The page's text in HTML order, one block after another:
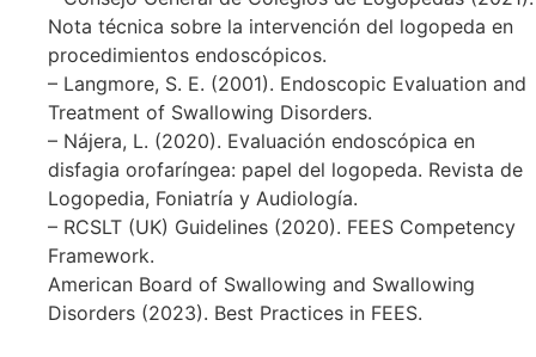
Nota técnica sobre la intervención del logopeda en
procedimientos endoscópicos.
– Langmore, S. E. (2001). Endoscopic Evaluation and
Treatment of Swallowing Disorders.
– Nájera, L. (2020). Evaluación endoscópica en
disfagia orofaríngea: papel del logopeda. Revista de
Logopedia, Foniatría y Audiología.
– RCSLT (UK) Guidelines (2020). FEES Competency
Framework.
American Board of Swallowing and Swallowing
Disorders (2023). Best Practices in FEES.